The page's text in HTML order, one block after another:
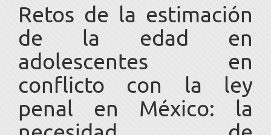
Retos de la estimación
de la edad en
adolescentes en
conflicto con la ley
penal en México: la